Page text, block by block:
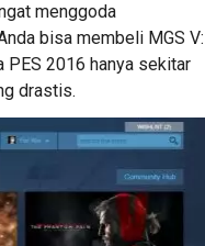
menggoda
bisa membeli MGS V:
PES 2016 hanya sekitar
drastis.